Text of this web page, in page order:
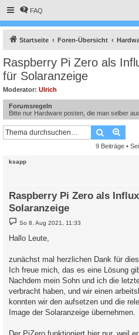
FAQ
Startseite Foren-Übersicht
Raspberry Pi Zero als
für Solaranzeige
Moderator: Ulrich
Forumsregeln
Bitte nur Hardware posten, die man selber
Suche
9 Beiträge •
ksapp
Raspberry Pi Zero als
Solaranzeige
B
e
i
t
g
So 8. Aug 2021, 11:33
Hallo Leute,
zunächst mal herzlichen Dank für
Ich freue mich, das es eine Lösung
Nachdem mein Sohn und ich die
verbracht haben, und wir einen
konnten wir den aufsetzen und die
Image der Solaranzeige übernehmen.